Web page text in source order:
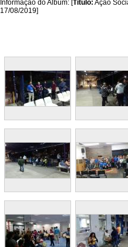
Informação do Album: [Título: Ação
17/08/2019]